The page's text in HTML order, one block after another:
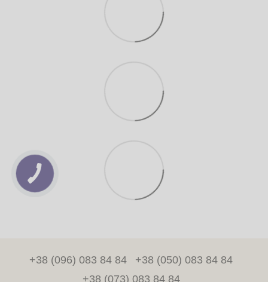
+38 (096) 083 84 84
+38 (050) 083 84 84
+38 (073) 083 84 84